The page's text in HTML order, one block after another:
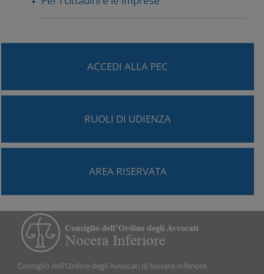
ACCEDI ALLA PEC
RUOLI DI UDIENZA
AREA RISERVATA
Consiglio dell'Ordine degli Avvocati di Nocera Inferiore